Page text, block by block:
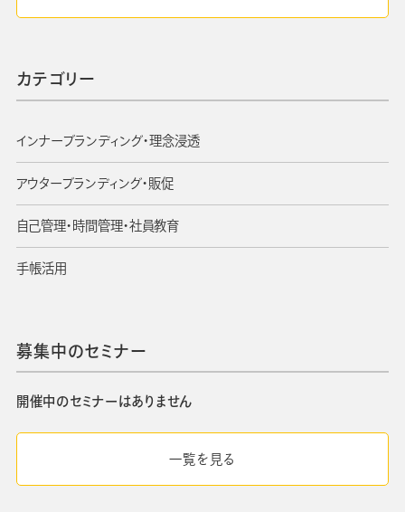
カテゴリー
インナーブランディング・理念浸透
アウターブランディング・販促
自己管理・時間管理・社員教育
手帳活用
募集中のセミナー
開催中のセミナーはありません
一覧を見る